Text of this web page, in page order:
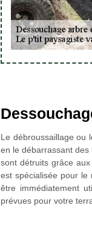
Le débroussaillage ou
en le débarrassant
sont détruits grâce
est spécialisée pour
être immédiatement
prévues pour votre